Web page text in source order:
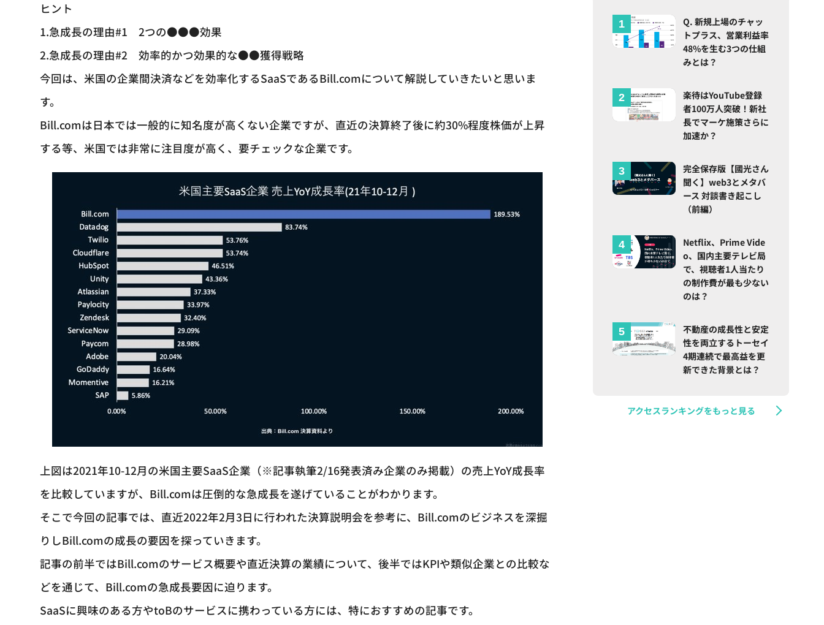
ヒント
1.急成長の理由#1 2つの●●●効果
2.急成長の理由#2 効率的かつ効果的な●●獲得戦略
今回は、米国の企業間決済などを効率化するSaaSであるBill.comについて解説していきたいと思いま
す。
Bill.comは日本では一般的に知名度が高くない企業ですが、直近の決算終了後に約30%程度株価が上昇
する等、米国では非常に注目度が高く、要チェックな企業です。
上図は2021年10-12月の米国主要SaaS企業（※記事執筆2/16発表済み企業のみ掲載）の売上YoY成長率
を比較していますが、Bill.comは圧倒的な急成長を遂げていることがわかります。
そこで今回の記事では、直近2022年2月3日に行われた決算説明会を参考に、Bill.comのビジネスを深掘
りしBill.comの成長の要因を探っていきます。
記事の前半ではBill.comのサービス概要や直近決算の業績について、後半ではKPIや類似企業との比較な
どを通じて、Bill.comの急成長要因に迫ります。
SaaSに興味のある方やtoBのサービスに携わっている方には、特におすすめの記事です。
Q. 新規上場のチャッ
トプラス、営業利益率
48%を生む3つの仕組
みとは？
楽待はYouTube登録
者100万人突破！新社
長でマーケ施策さらに
加速か？
完全保存版【國光さん
聞く】web3とメタバ
ース 対談書き起こし
（前編）
Netflix、Prime Vide
o、国内主要テレビ局
で、視聴者1人当たり
の制作費が最も少ない
のは？
不動産の成長性と安定
性を両立するトーセイ
4期連続で最高益を更
新できた背景とは？
アクセスランキングをもっと見る